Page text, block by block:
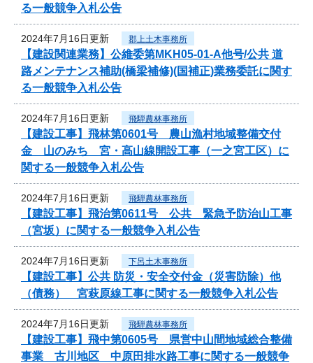
る一般競争入札公告
2024年7月16日更新 郡上土木事務所
【建設関連業務】公維委第MKH05-01-A他号/公共 道
路メンテナンス補助(橋梁補修)(国補正)業務委託に関す
る一般競争入札公告
2024年7月16日更新 飛騨農林事務所
【建設工事】飛林第0601号 農山漁村地域整備交付
金 山のみち 宮・高山線開設工事（一之宮工区）に
関する一般競争入札公告
2024年7月16日更新 飛騨農林事務所
【建設工事】飛治第0611号 公共 緊急予防治山工事
（宮坂）に関する一般競争入札公告
2024年7月16日更新 下呂土木事務所
【建設工事】公共 防災・安全交付金（災害防除）他
（債務） 宮萩原線工事に関する一般競争入札公告
2024年7月16日更新 飛騨農林事務所
【建設工事】飛中第0605号 県営中山間地域総合整備
事業 古川地区 中原田排水路工事に関する一般競争